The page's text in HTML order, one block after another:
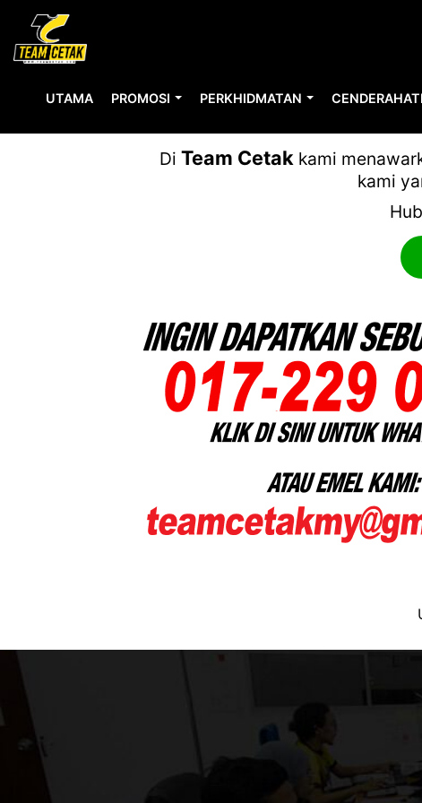
UTAMA PROMOSI PERKHIDMATAN CENDERAHATI
Di Team Cetakkami
kami